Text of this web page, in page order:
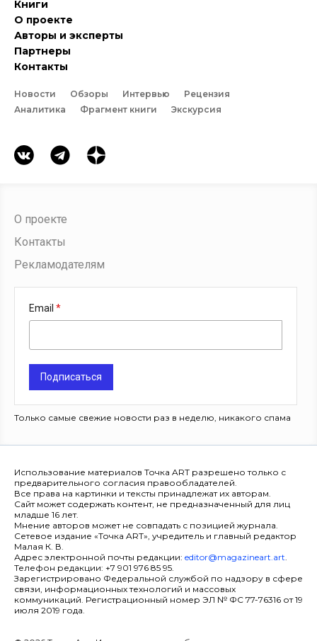
Книги
О проекте
Авторы и эксперты
Партнеры
Контакты
Новости Обзоры Интервью
Рецензия
Аналитика
Фрагмент книги Экскурсия
О проекте
Контакты
Рекламодателям
Email
Подписаться
Только самые свежие новости раз в неделю, никакого спама
Использование материалов Точка ART разрешено только с
предварительного согласия правообладателей.
Все права на картинки и тексты принадлежат их авторам.
Сайт может содержать контент, не предназначенный для лиц
младше 16 лет.
Мнение авторов может не совпадать с позицией журнала.
Сетевое издание «Точка ART», учредитель и главный редактор
Малая К. В.
Адрес электронной почты редакции: editor@magazineart.art.
Телефон редакции: +7 901 976 85 95.
Зарегистрировано Федеральной службой по надзору в сфере
связи, информационных технологий и массовых
коммуникаций. Регистрационный номер ЭЛ № ФС 77-76316 от 19
июля 2019 года.